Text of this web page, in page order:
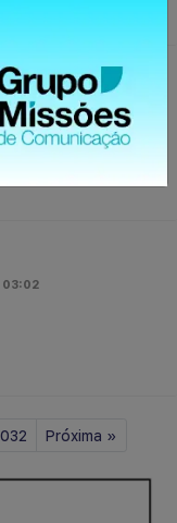
03:02
públicas do
03:02
Próxima »